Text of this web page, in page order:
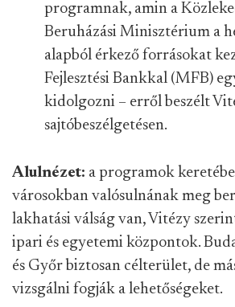
programnak, amin a
Beruházási Minisztérium a
alapból érkező forrásokat
Fejlesztési Bankkal (MFB)
kidolgozni – erről beszélt
sajtóbeszélgetésen.
Alulnézet: a programok
városokban valósulnának meg
lakhatási válság van, Vitézy
ipari és egyetemi központok.
és Győr biztosan célterület, de
vizsgálni fogják a lehetőségeket.